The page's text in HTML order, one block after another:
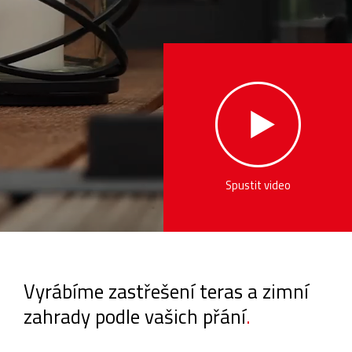
Spustit video
Vyrábíme zastřešení teras a zimní
zahrady podle vašich přání